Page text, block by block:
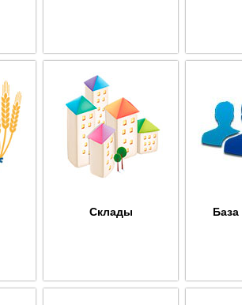
Склады База